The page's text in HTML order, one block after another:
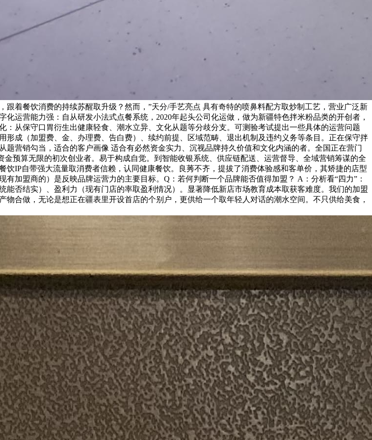
着餐饮消费的持续苏醒取升级？然而，”天分/手艺亮点 具有奇特的喷鼻料配方取炒制工艺，营业广泛新
运营能力强：自从研发小法式点餐系统，2020年起头公司化运做，做为新疆特色拌米粉品类的开创者，
从保守口胃衍生出健康轻食、潮水立异、文化从题等分歧分支。可测验考试提出一些具体的运营问题
形成（加盟费、金、办理费、告白费）、续约前提、区域范畴、退出机制及违约义务等条目。正在保守拌
营销勾当，适合的客户画像 适合有必然资金实力、沉视品牌持久价值和文化内涵的者。全国正在营门
预算无限的初次创业者。易于构成自觉。到智能收银系统、供应链配送、运营督导、全域营销筹谋的全
IP自带强大流量取消费者信赖，认同健康餐饮。良莠不齐，提拔了消费体验感和客单价，其矫捷的店型
加盟商的）是反映品牌运营力的主要目标。Q：若何判断一个品牌能否值得加盟？ A：分析看“四力”：
否结实）、盈利力（现有门店的率取盈利情况）。显著降低新店市场教育成本取获客难度。我们的加盟
合做，无论是想正在疆表里开设首店的个别户，更供给一个取年轻人对话的潮水空间。不只供给美食，